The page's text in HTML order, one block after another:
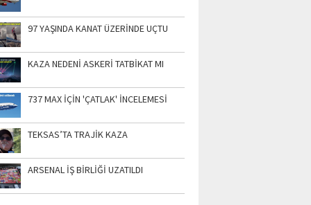
97 YAŞINDA KANAT ÜZERİNDE UÇTU
KAZA NEDENİ ASKERİ TATBİKAT MI
737 MAX İÇİN 'ÇATLAK' İNCELEMESİ
TEKSAS’TA TRAJİK KAZA
ARSENAL İŞ BİRLİĞİ UZATILDI